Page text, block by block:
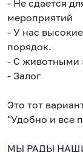
- Не сдается
мероприятий
- У нас
порядок.
- С животными
- Залог
Это тот вариант когда "Заехал
"Удобно и все
МЫ РАДЫ